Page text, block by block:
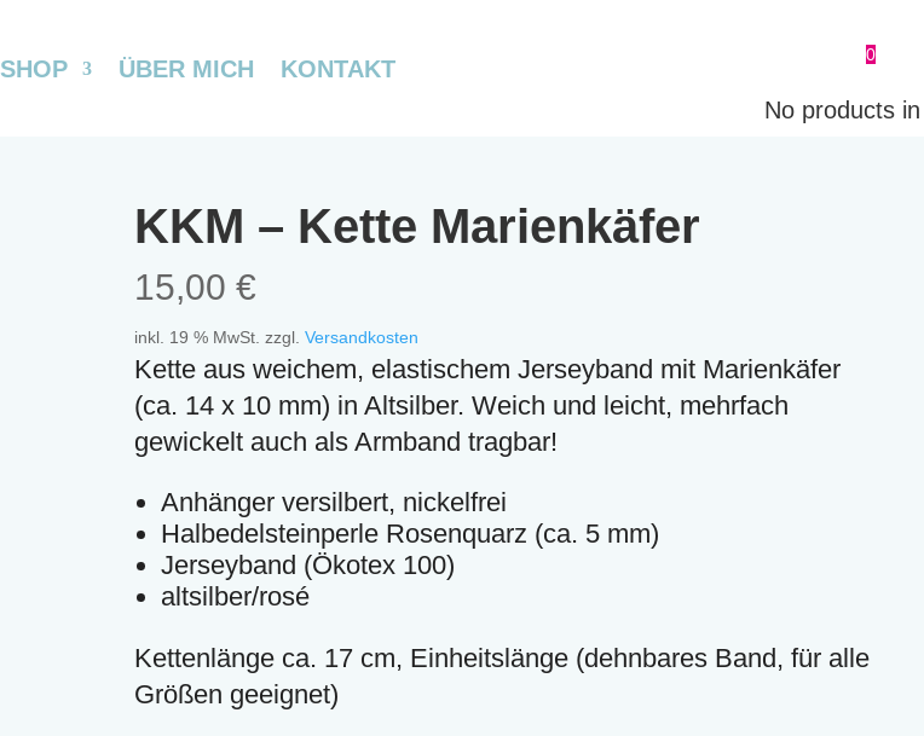
SHOP ÜBER MICH KONTAKT
0
No products
KKM – Kette Marienkäfer
15,00 €
inkl. 19 % MwSt. zzgl. Versandkosten
Kette aus weichem, elastischem Jerseyband mit Marienkäfer
(ca. 14 x 10 mm) in Altsilber. Weich und leicht, mehrfach
gewickelt auch als Armband tragbar!
Anhänger versilbert, nickelfrei
Halbedelsteinperle Rosenquarz (ca. 5 mm)
Jerseyband (Ökotex 100)
altsilber/rosé
Kettenlänge ca. 17 cm, Einheitslänge (dehnbares Band, für alle
Größen geeignet)